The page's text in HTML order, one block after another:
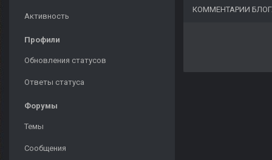
Активность
Профили
Обновления статусов
Ответы статуса
Форумы
Темы
Сообщения
КОММЕНТАРИИ